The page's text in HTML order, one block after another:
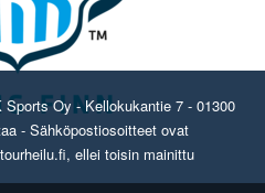
Sports Oy - Kellokukantie 7 - 01300
- Sähköpostiosoitteet ovat
ellei toisin mainittu